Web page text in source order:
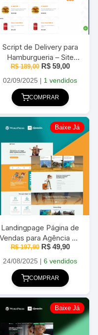
Script de Delivery para
Hamburgueria – Site
Completo em
WordPress 2025
R$189,00 O
original
era:
R$ 189,00.
R$59,00O
atual
02/09/2025 | 1 vendidos
COMPRAR
Baixe Já
Landingpage Página de
Vendas para Agência de
Viagem 100% Editável
2025
R$197,90 O
original
era:
R$ 197,90.
R$49,90O
atual
24/08/2025 |6 vendidos
COMPRAR
Baixe Já